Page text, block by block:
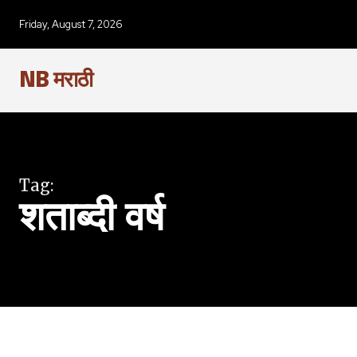
of the
To subscribe, simply enter
Friday, August 7, 2026
NB मराठी
Tag:
शताब्दी वर्ष